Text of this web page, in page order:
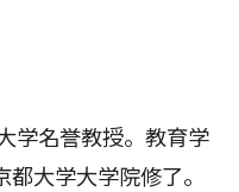
学名誉教授。教育学
大学大学院修了。